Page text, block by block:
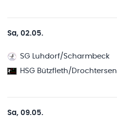
Sa, 02.05.
SG Luhdorf/Scharmbeck
HSG Bützfleth/Drochtersen
Sa, 09.05.